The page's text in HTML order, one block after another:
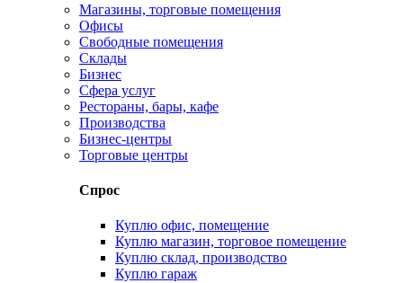
Магазины, торговые помещения
Офисы
Свободные помещения
Склады
Бизнес
Сфера услуг
Рестораны, бары, кафе
Производства
Бизнес-центры
Торговые центры
Спрос
Куплю офис, помещение
Куплю магазин, торговое помещение
Куплю склад, производство
Куплю гараж